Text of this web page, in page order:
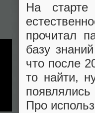
На старте
прочитал
базу
что после
то найти,
Про